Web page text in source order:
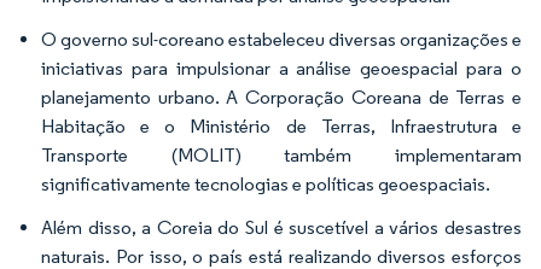
O governo sul-coreano estabeleceu diversas organizações e
iniciativas para impulsionar a análise geoespacial para o
planejamento urbano. A Corporação Coreana de Terras e
Habitação e o Ministério de Terras, Infraestrutura e
Transporte (MOLIT) também implementaram
significativamente tecnologias e políticas geoespaciais.
Além disso, a Coreia do Sul é suscetível a vários desastres
naturais. Por isso, o país está realizando diversos esforços